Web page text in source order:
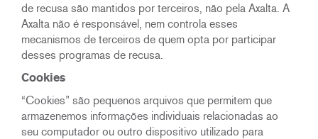
de recusa são mantidos por terceiros, não pela Axalta. A
Axalta não é responsável, nem controla esses
mecanismos de terceiros de quem opta por participar
desses programas de recusa.
Cookies
“Cookies” são pequenos arquivos que permitem que
armazenemos informações individuais relacionadas ao
seu computador ou outro dispositivo utilizado para